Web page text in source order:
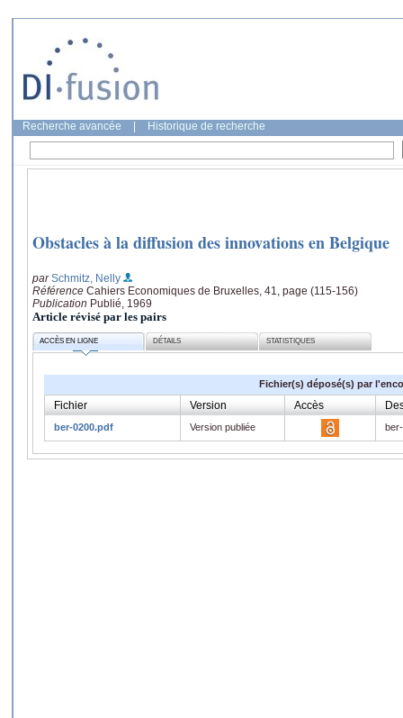
Recherche avancée Historique de recherche
Obstacles à la diffusion des innovations en Belgique
parSchmitz, Nelly
Référence Cahiers Economiques de Bruxelles, 41, page (115-156)
Publication Publié, 1969
Article révisé par les pairs
ACCÈS EN LIGNE DÉTAILS STATISTIQUES
Fichier(s) déposé(s) par
Fichier Version Accès
ber-0200.pdf Version publiée